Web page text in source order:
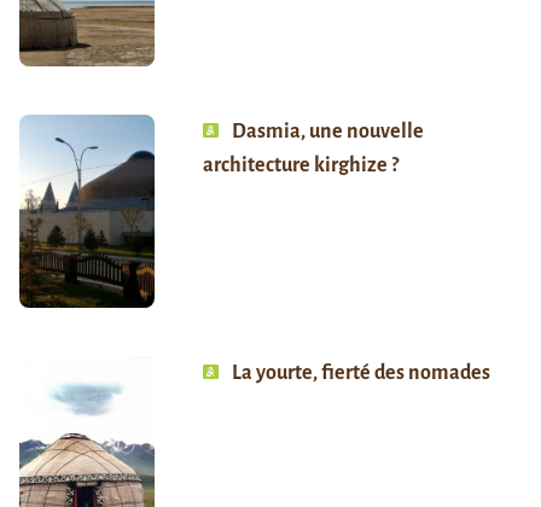
Dasmia, une nouvelle
architecture kirghize ?
La yourte, fierté des nomades